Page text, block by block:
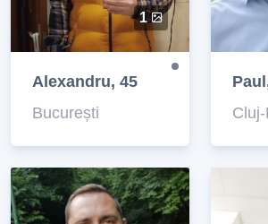
1
Alexandru, 45
București